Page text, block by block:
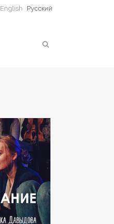
English Русский